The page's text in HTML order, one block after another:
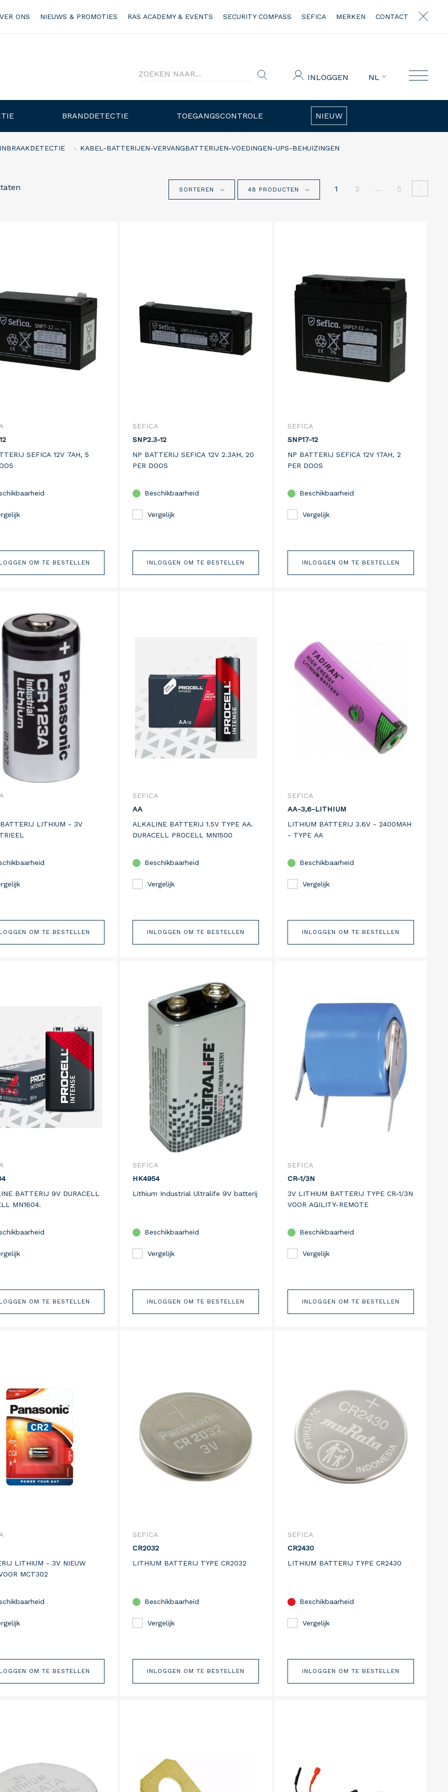
ONS NIEUWS & PROMOTIES RAS ACADEMY & EVENTS SECURITY COMPASS SEFICA MERKEN CONTACT
INLOGGEN NL
BRANDDETECTIE TOEGANGSCONTROLE NIEUW
INBRAAKDETECTIE KABEL-BATTERIJEN-VERVANGBATTERIJEN-VOEDINGEN-UPS-BEHUIZINGEN
SORTEREN 48 PRODUCTEN 1 2 ... 5
SEFICA 12V 7AH, 5
OM TE BESTELLEN
SEFICA
SNP2.3-12
NP BATTERIJ SEFICA 12V 2.3AH, 20
PER DOOS
Beschikbaarheid
Vergelijk
INLOGGEN OM TE BESTELLEN
SEFICA
SNP17-12
NP BATTERIJ SEFICA 12V 17AH, 2
PER DOOS
Beschikbaarheid
Vergelijk
INLOGGEN OM TE BESTELLEN
BATTERIJ LITHIUM - 3V
OM TE BESTELLEN
SEFICA
AA
ALKALINE BATTERIJ 1.5V TYPE AA.
DURACELL PROCELL MN1500
Beschikbaarheid
Vergelijk
INLOGGEN OM TE BESTELLEN
SEFICA
AA-3,6-LITHIUM
LITHIUM BATTERIJ 3.6V - 2400MAH
- TYPE AA
Beschikbaarheid
Vergelijk
INLOGGEN OM TE BESTELLEN
BATTERIJ 9V DURACELL
MN1604.
OM TE BESTELLEN
SEFICA
HK4954
Lithium Industrial Ultralife 9V batterij
Beschikbaarheid
Vergelijk
INLOGGEN OM TE BESTELLEN
SEFICA
CR-1/3N
3V LITHIUM BATTERIJ TYPE CR-1/3N
VOOR AGILITY-REMOTE
Beschikbaarheid
Vergelijk
INLOGGEN OM TE BESTELLEN
LITHIUM - 3V NIEUW
MCT302
OM TE BESTELLEN
SEFICA
CR2032
LITHIUM BATTERIJ TYPE CR2032
Beschikbaarheid
Vergelijk
INLOGGEN OM TE BESTELLEN
SEFICA
CR2430
LITHIUM BATTERIJ TYPE CR2430
Beschikbaarheid
Vergelijk
INLOGGEN OM TE BESTELLEN